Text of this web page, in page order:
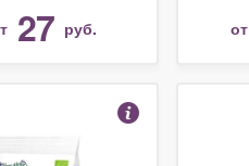
27 руб. от